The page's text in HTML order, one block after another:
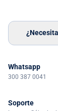
Whatsapp
300 387 0041
Soporte